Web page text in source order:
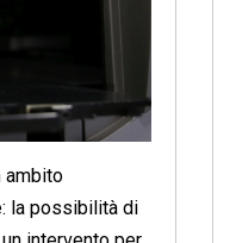
ambito
la possibilità di